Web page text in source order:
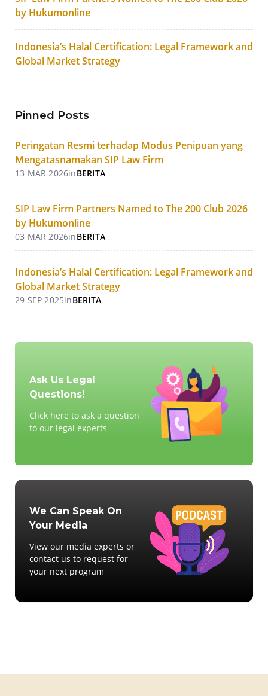
by Hukumonline
Indonesia’s Halal Certification: Legal Framework and
Global Market Strategy
Pinned Posts
Peringatan Resmi terhadap Modus Penipuan yang
Mengatasnamakan SIP Law Firm
13 MAR 2026inBERITA
SIP Law Firm Partners Named to The 200 Club 2026
by Hukumonline
03 MAR 2026inBERITA
Indonesia’s Halal Certification: Legal Framework and
Global Market Strategy
29 SEP 2025inBERITA
Ask Us Legal
Questions!
Click here to ask a question
to our legal experts
We Can Speak On
Your Media
View our media experts or
contact us to request for
your next program